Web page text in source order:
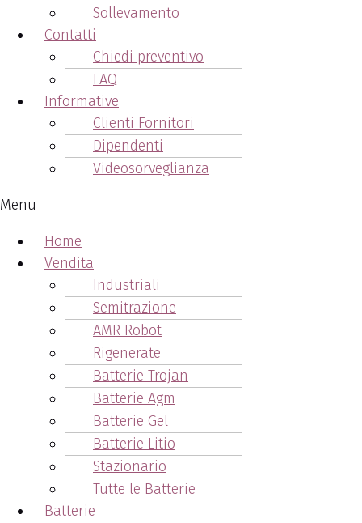
Sollevamento
Contatti
Chiedi preventivo
FAQ
Informative
Clienti Fornitori
Dipendenti
Videosorveglianza
Menu
Home
Vendita
Industriali
Semitrazione
AMR Robot
Rigenerate
Batterie Trojan
Batterie Agm
Batterie Gel
Batterie Litio
Stazionario
Tutte le Batterie
Batterie